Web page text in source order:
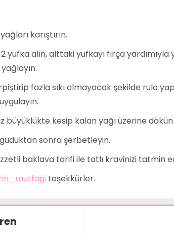
karıştırın.
yufka alın, alttaki yufkayı fırça yardımıyla
fazla sıkı olmayacak şekilde rulo
büyüklükte kesip kalan yağı üzerine
sonra şerbetleyin.
baklava tarifi ile tatlı kravinizi tatmin
teşekkürler.